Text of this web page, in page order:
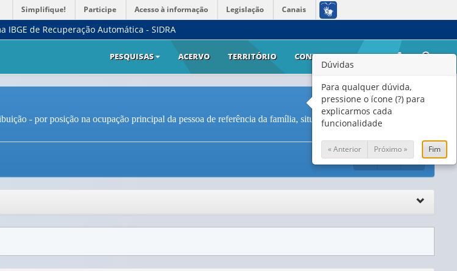
Simplifique! Participe Acesso à informação Legislação Canais
IBGE de Recuperação Automática - SIDRA
PESQUISAS ACERVO TERRITÓRIO CONTATO AJUDA
- por posição na ocupação principal da pessoa de referência da família, situação do domicílio e tipos de
Dúvidas
Para qualquer dúvida,
pressione o ícone (?) para
explicarmos cada
funcionalidade
« Anterior Próximo » Fim